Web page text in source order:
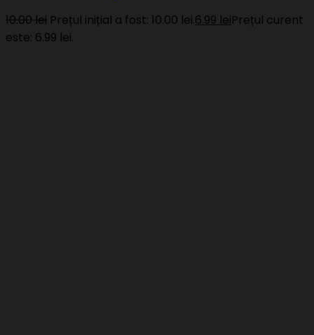
10.00lei Prețul inițial a fost: 10.00 lei.6.99 leiPrețul curent
este: 6.99 lei.